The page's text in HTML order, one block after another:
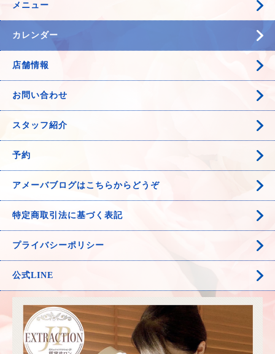
メニュー
カレンダー
店舗情報
お問い合わせ
スタッフ紹介
予約
アメーバブログはこちらからどうぞ
特定商取引法に基づく表記
プライバシーポリシー
公式LINE